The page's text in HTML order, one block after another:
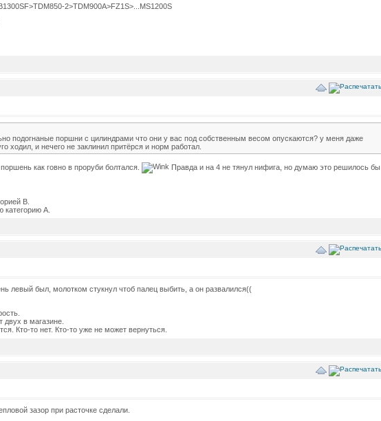
2>TDM900A>FZ1S>...MS1200S
подогнаные поршни с цилиндрами что они у вас под собственным весом опускаются? у меня даже
ходил, и нечего не заклинил притёрся и норм работал.
как говно в проруби болтался.
Правда и на 4 не тянул нифига, но думаю это решилось бы
В.
категорию А.
левый был, молотком стукнул чтоб палец выбить, а он развалился((
двух в магазине.
Кто-то нет. Кто-то уже не может вернуться.
зазор при расточке сделали.